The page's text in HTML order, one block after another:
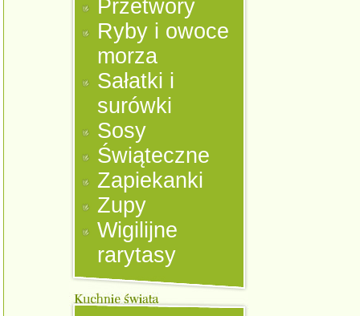
Przetwory
Ryby i owoce
morza
Sałatki i
surówki
Sosy
Świąteczne
Zapiekanki
Zupy
Wigilijne
rarytasy